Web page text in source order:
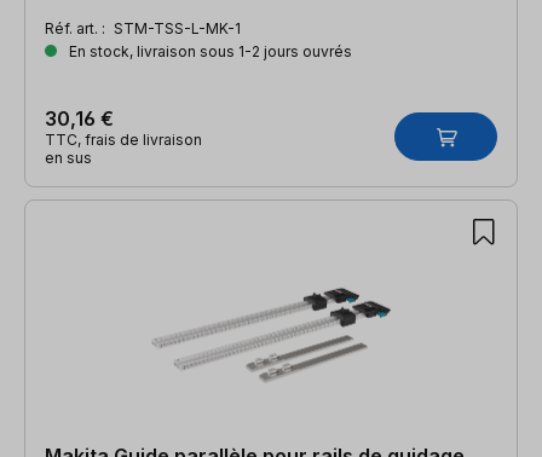
Réf. art. : STM-TSS-L-MK-1
En stock, livraison sous 1-2 jours ouvrés
30,16 €
TTC, frais de livraison
en sus